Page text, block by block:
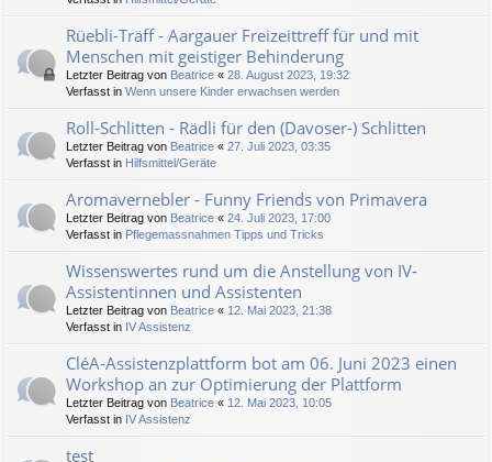
Rüebli-Träff - Aargauer Freizeittreff für und mit
Menschen mit geistiger Behinderung
Letzter Beitrag von Beatrice « 28. August 2023, 19:32
Verfasst in Wenn unsere Kinder erwachsen werden
Roll-Schlitten - Rädli für den (Davoser-) Schlitten
Letzter Beitrag von Beatrice « 27. Juli 2023, 03:35
Verfasst in Hilfsmittel/Geräte
Aromavernebler - Funny Friends von Primavera
Letzter Beitrag von Beatrice « 24. Juli 2023, 17:00
Verfasst in Pflegemassnahmen Tipps und Tricks
Wissenswertes rund um die Anstellung von IV-
Assistentinnen und Assistenten
Letzter Beitrag von Beatrice « 12. Mai 2023, 21:38
Verfasst in IV Assistenz
CléA-Assistenzplattform bot am 06. Juni 2023 einen
Workshop an zur Optimierung der Plattform
Letzter Beitrag von Beatrice « 12. Mai 2023, 10:05
Verfasst in IV Assistenz
test